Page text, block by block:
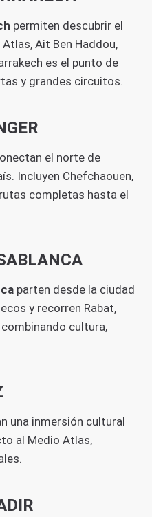
permiten descubrir el
Ait Ben Haddou,
es el punto de
y grandes circuitos.
el norte de
Incluyen Chefchaouen,
completas hasta el
parten desde la ciudad
y recorren Rabat,
combinando cultura,
una inmersión cultural
al Medio Atlas,